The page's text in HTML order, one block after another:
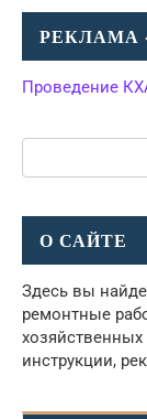
РЕКЛАМА
Проведение
О САЙТЕ
Здесь вы
ремонтные
инструкции,